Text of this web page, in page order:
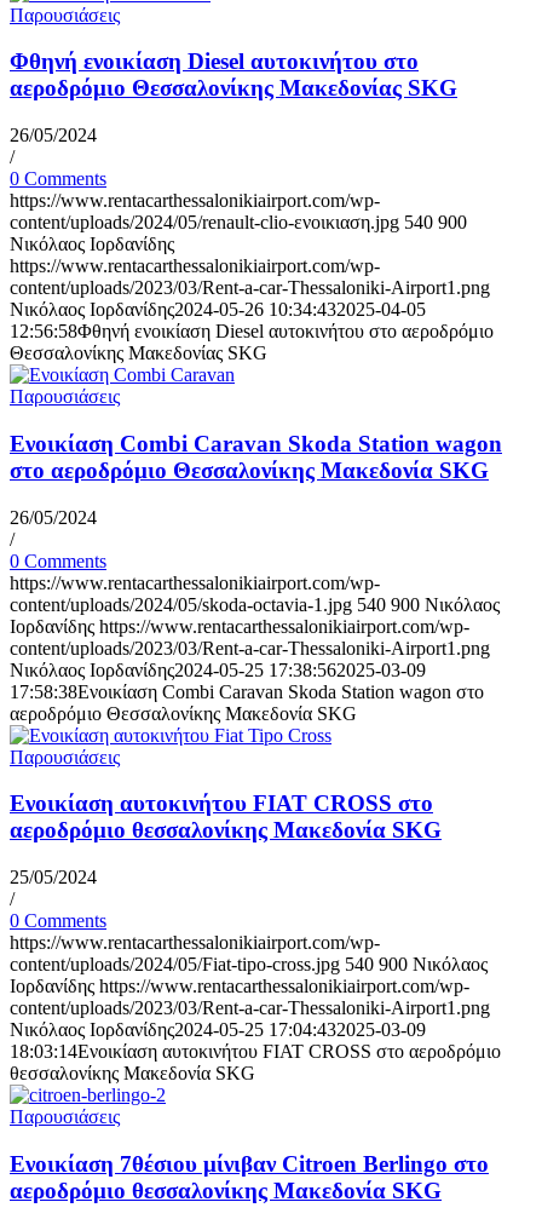
Παρουσιάσεις
Φθηνή ενοικίαση Diesel αυτοκινήτου στο
αεροδρόμιο Θεσσαλονίκης Μακεδονίας SKG
26/05/2024
/
0 Comments
https://www.rentacarthessalonikiairport.com/wp-
content/uploads/2024/05/renault-clio-ενοικιαση.jpg 540 900
Νικόλαος Ιορδανίδης
https://www.rentacarthessalonikiairport.com/wp-
content/uploads/2023/03/Rent-a-car-Thessaloniki-Airport1.png
Νικόλαος Ιορδανίδης2024-05-26 10:34:432025-04-05
12:56:58Φθηνή ενοικίαση Diesel αυτοκινήτου στο αεροδρόμιο
Θεσσαλονίκης Μακεδονίας SKG
Παρουσιάσεις
Ενοικίαση Combi Caravan Skoda Station wagon
στο αεροδρόμιο Θεσσαλονίκης Μακεδονία SKG
26/05/2024
/
0 Comments
https://www.rentacarthessalonikiairport.com/wp-
content/uploads/2024/05/skoda-octavia-1.jpg 540 900 Νικόλαος
Ιορδανίδης https://www.rentacarthessalonikiairport.com/wp-
content/uploads/2023/03/Rent-a-car-Thessaloniki-Airport1.png
Νικόλαος Ιορδανίδης2024-05-25 17:38:562025-03-09
17:58:38Ενοικίαση Combi Caravan Skoda Station wagon στο
αεροδρόμιο Θεσσαλονίκης Μακεδονία SKG
Παρουσιάσεις
Ενοικίαση αυτοκινήτου FIAT CROSS στο
αεροδρόμιο θεσσαλονίκης Μακεδονία SKG
25/05/2024
/
0 Comments
https://www.rentacarthessalonikiairport.com/wp-
content/uploads/2024/05/Fiat-tipo-cross.jpg 540 900 Νικόλαος
Ιορδανίδης https://www.rentacarthessalonikiairport.com/wp-
content/uploads/2023/03/Rent-a-car-Thessaloniki-Airport1.png
Νικόλαος Ιορδανίδης2024-05-25 17:04:432025-03-09
18:03:14Ενοικίαση αυτοκινήτου FIAT CROSS στο αεροδρόμιο
θεσσαλονίκης Μακεδονία SKG
Παρουσιάσεις
Ενοικίαση 7θέσιου μίνιβαν Citroen Berlingo στο
αεροδρόμιο θεσσαλονίκης Μακεδονία SKG